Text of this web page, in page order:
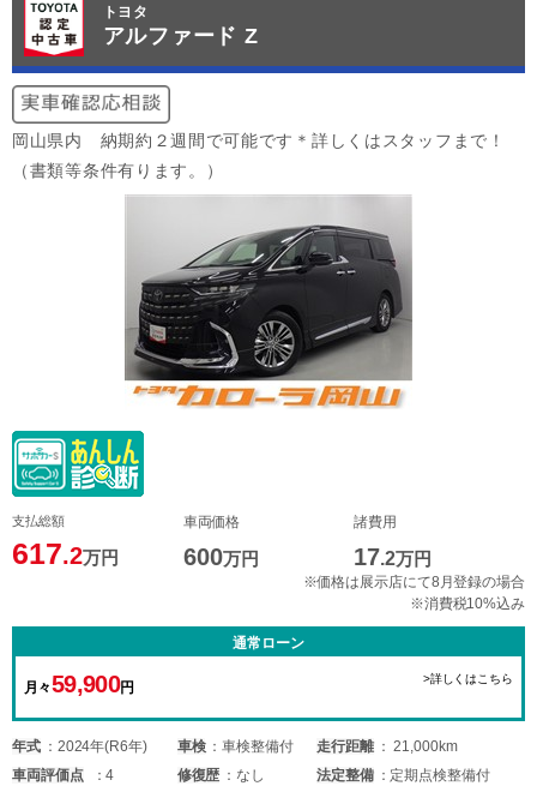
トヨタ
アルファード Z
岡山県内 納期約２週間で可能です＊詳しくはスタッフまで！
（書類等条件有ります。）
支払総額
617.2万円
車両価格
600万円
諸費用
17.2万円
※価格は展示店にて8月登録の場合
※消費税10%込み
通常ローン
月々59,900円
>詳しくはこちら
年式 2024年(R6年) 車検 車検整備付 走行距離
21,000km
車両評価点 4 修復歴 なし 法定整備
定期点検整備付